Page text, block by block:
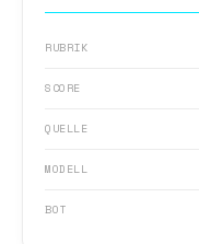
RUBRIK
SCORE
QUELLE
MODELL
BOT